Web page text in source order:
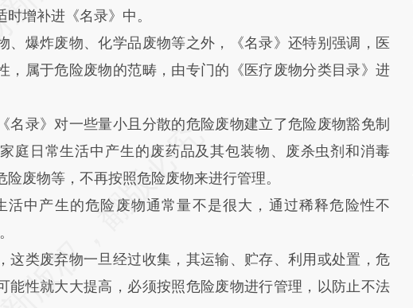
增补进《名录》中。
爆炸废物、化学品废物等之外，《名录》还特别强调，医
，属于危险废物的范畴，由专门的《医疗废物分类目录》进
录》对一些量小且分散的危险废物建立了危险废物豁免制
庭日常生活中产生的废药品及其包装物、废杀虫剂和消毒
废物等，不再按照危险废物来进行管理。
中产生的危险废物通常量不是很大，通过稀释危险性不
类废弃物一旦经过收集，其运输、贮存、利用或处置，危
能性就大大提高，必须按照危险废物进行管理，以防止不法